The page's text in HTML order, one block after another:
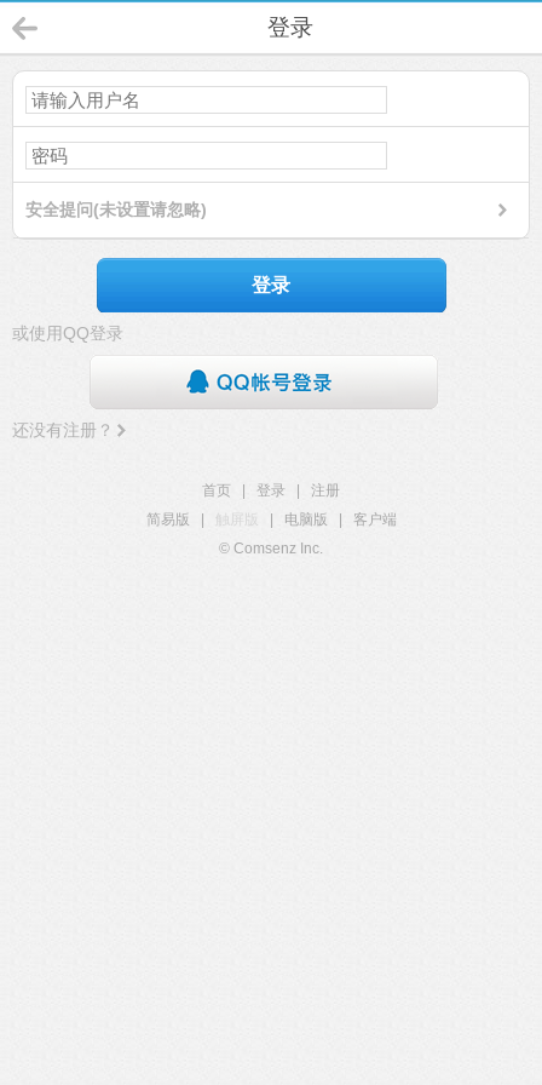
登录
安全提问(未设置请忽略)
登录
或使用QQ登录
还没有注册？
首页 登录
注册
简易版
触屏版 电脑版
客户端
© Comsenz Inc.